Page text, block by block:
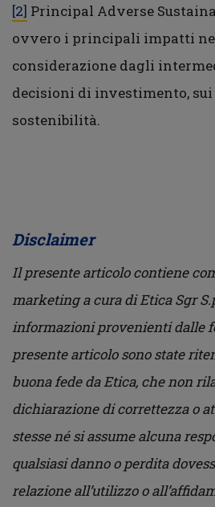
[2] Principal Adverse
ovvero i principali impatti
considerazione dagli
decisioni di investimento,
sostenibilità.
Disclaimer
Il presente articolo contiene
marketing a cura di Etica Sgr
informazioni provenienti dalle
presente articolo sono state
buona fede da Etica, che non
dichiarazione di correttezza o
stesse né si assume alcuna
qualsiasi danno o perdita
relazione all’utilizzo o